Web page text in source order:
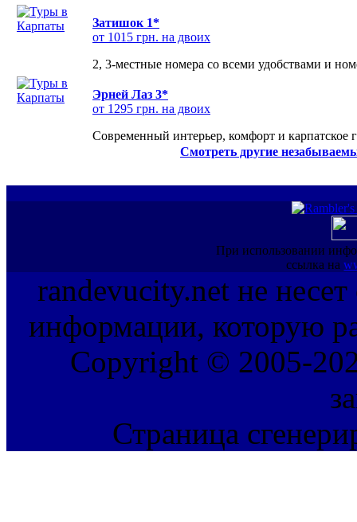
Затишок 1*
от 1015 грн. на двоих
2, 3-местные номера со всеми удобствами и
Эрней Лаз 3*
от 1295 грн. на двоих
Современный интерьер, комфорт и карпатское
Смотреть другие
При использовании
ссылка на
randevucity.net не несет
информации, которую
Copyright © 2005-
Страница